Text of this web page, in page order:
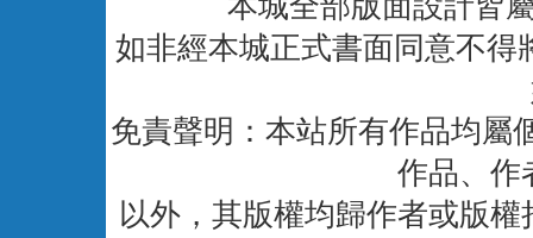
如非經本城正式書面同意不得
免責聲明：本站所有作品均屬
作品、作
以外，其版權均歸作者或版